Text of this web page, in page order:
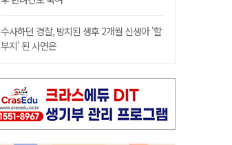
수사하던 경찰, 방치된 생후 2개월 신생아 '할
부지' 된 사연은